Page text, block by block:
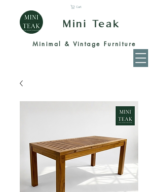
Mini Teak
Minimal & Vintage Furniture
Cart